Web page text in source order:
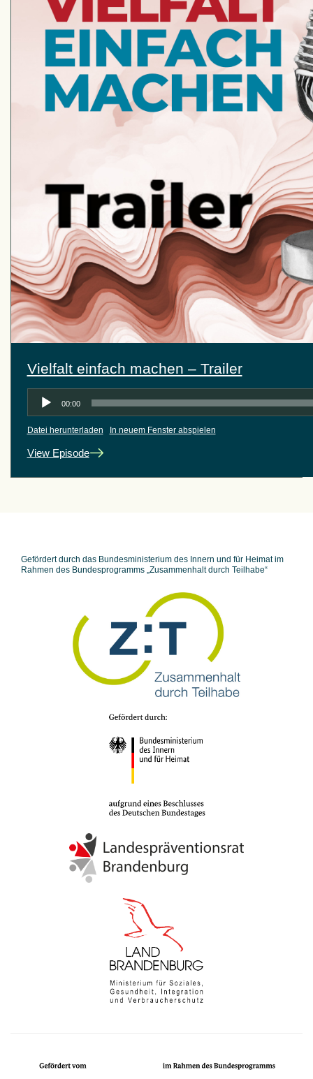
Vielfalt einfach machen – Trailer
Audio-
Player
00:00
Datei herunterladen In neuem Fenster abspielen
View Episode
Gefördert durch das Bundesministerium des Innern und für Heimat im
Rahmen des Bundesprogramms „Zusammenhalt durch Teilhabe“